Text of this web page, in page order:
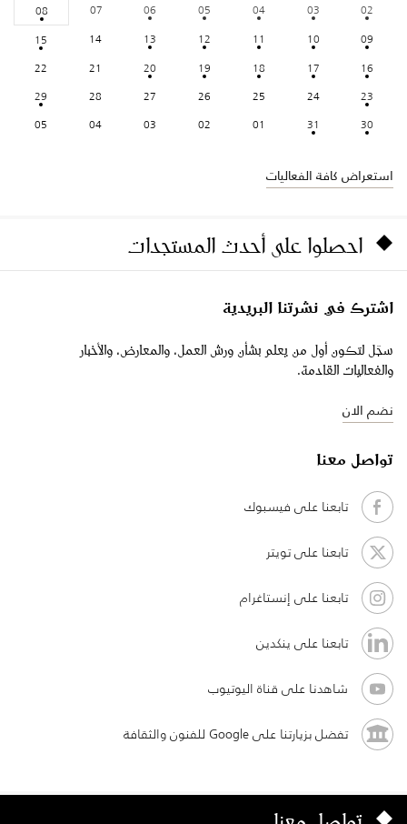
02
03
04
05
06
07
08
09
10
11
12
13
14
15
16
17
18
19
20
21
22
23
24
25
26
27
28
29
30
31
01
02
03
04
05
استعراض كافة الفعاليات
احصلوا على أحدث المستجدات
اشترك في نشرتنا البريدية
سجّل لتكون أول من يعلم بشأن ورش العمل، والمعارض، والأخبار
والفعاليات القادمة.
نضم الان
تواصل معنا
تابعنا على فيسبوك
تابعنا على تويتر
تابعنا على إنستاغرام
تابعنا على ينكدين
شاهدنا على قناة اليوتيوب
تفضل بزيارتنا على Google للفنون والثقافة